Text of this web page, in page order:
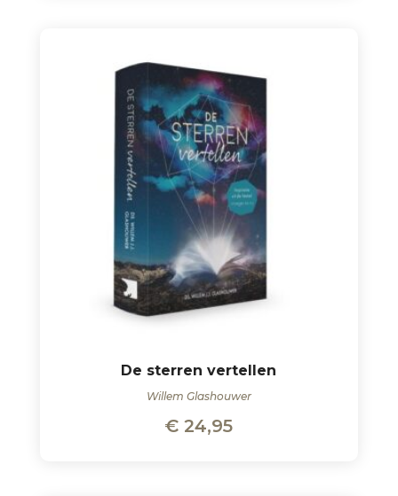
De sterren vertellen
Willem Glashouwer
€ 24,95